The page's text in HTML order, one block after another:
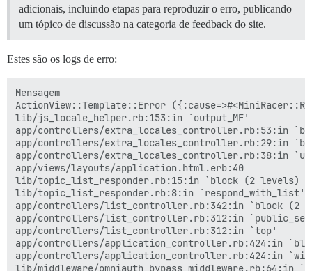
adicionais, incluindo etapas para reproduzir o erro, publicando
um tópico de discussão na categoria de feedback do site.
Estes são os logs de erro:
Mensagem
ActionView::Template::Error
lib/js_locale_helper.rb:153:in `output_MF'
app/controllers/extra_locales_controller.rb:53:in
app/controllers/extra_locales_controller.rb:29:in
app/controllers/extra_locales_controller.rb:38:in
app/views/layouts/application.html.erb:40
lib/topic_list_responder.rb:15:in `block (2 levels)
lib/topic_list_responder.rb:8:in `respond_with_list'
app/controllers/list_controller.rb:342:in `block (2
app/controllers/list_controller.rb:312:in
app/controllers/list_controller.rb:312:in `top'
app/controllers/application_controller.rb:424:in
app/controllers/application_controller.rb:424:in
lib/middleware/omniauth_bypass_middleware.rb:64:in